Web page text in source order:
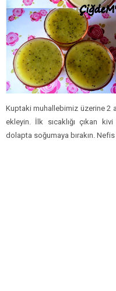
Kuptaki muhallebimiz üzerine 2
ekleyin. İlk sıcaklığı çıkan
dolapta soğumaya bırakın.